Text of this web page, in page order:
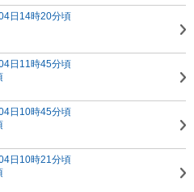
日14時20分頃
日11時45分頃
日10時45分頃
日10時21分頃